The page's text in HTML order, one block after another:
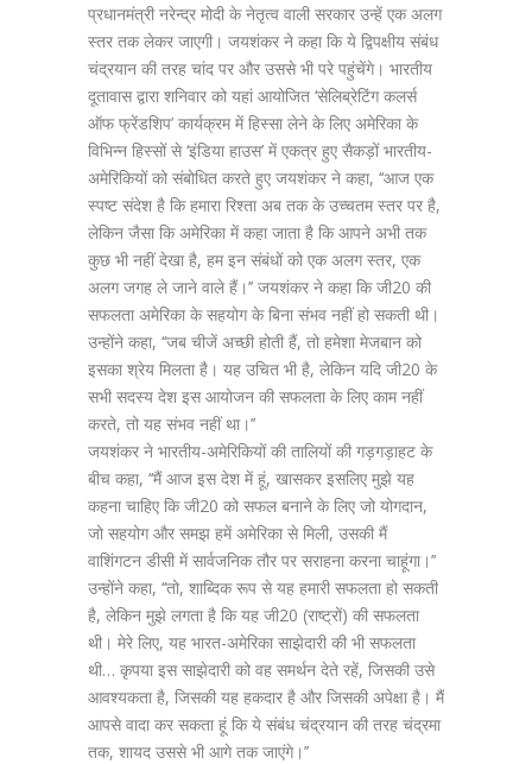
प्रधानमंत्री नरेन्द्र मोदी के नेतृत्व वाली सरकार उन्हें एक अलग
स्तर तक लेकर जाएगी। जयशंकर ने कहा कि ये द्विपक्षीय संबंध
चंद्रयान की तरह चांद पर और उससे भी परे पहुंचेंगे। भारतीय
दूतावास द्वारा शनिवार को यहां आयोजित ‘सेलिब्रेटिंग कलर्स
ऑफ फ्रेंडशिप’ कार्यक्रम में हिस्सा लेने के लिए अमेरिका के
विभिन्न हिस्सों से ‘इंडिया हाउस’ में एकत्र हुए सैकड़ों भारतीय-
अमेरिकियों को संबोधित करते हुए जयशंकर ने कहा, ‘‘आज एक
स्पष्ट संदेश है कि हमारा रिश्ता अब तक के उच्चतम स्तर पर है,
लेकिन जैसा कि अमेरिका में कहा जाता है कि आपने अभी तक
कुछ भी नहीं देखा है, हम इन संबंधों को एक अलग स्तर, एक
अलग जगह ले जाने वाले हैं।’’ जयशंकर ने कहा कि जी20 की
सफलता अमेरिका के सहयोग के बिना संभव नहीं हो सकती थी।
उन्होंने कहा, ‘‘जब चीजें अच्छी होती हैं, तो हमेशा मेजबान को
इसका श्रेय मिलता है। यह उचित भी है, लेकिन यदि जी20 के
सभी सदस्य देश इस आयोजन की सफलता के लिए काम नहीं
करते, तो यह संभव नहीं था।’’
जयशंकर ने भारतीय-अमेरिकियों की तालियों की गड़गड़ाहट के
बीच कहा, ‘‘मैं आज इस देश में हूं, खासकर इसलिए मुझे यह
कहना चाहिए कि जी20 को सफल बनाने के लिए जो योगदान,
जो सहयोग और समझ हमें अमेरिका से मिली, उसकी मैं
वाशिंगटन डीसी में सार्वजनिक तौर पर सराहना करना चाहूंगा।’’
उन्होंने कहा, ‘‘तो, शाब्दिक रूप से यह हमारी सफलता हो सकती
है, लेकिन मुझे लगता है कि यह जी20 (राष्ट्रों) की सफलता
थी। मेरे लिए, यह भारत-अमेरिका साझेदारी की भी सफलता
थी… कृपया इस साझेदारी को वह समर्थन देते रहें, जिसकी उसे
आवश्यकता है, जिसकी यह हकदार है और जिसकी अपेक्षा है। मैं
आपसे वादा कर सकता हूं कि ये संबंध चंद्रयान की तरह चंद्रमा
तक, शायद उससे भी आगे तक जाएंगे।’’